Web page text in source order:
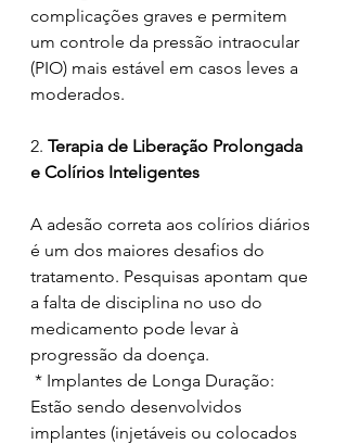
complicações graves e permitem
um controle da pressão intraocular
(PIO) mais estável em casos leves a
moderados.
2. Terapia de Liberação Prolongada
e Colírios Inteligentes
A adesão correta aos colírios diários
é um dos maiores desafios do
tratamento. Pesquisas apontam que
a falta de disciplina no uso do
medicamento pode levar à
progressão da doença.
Estão sendo desenvolvidos
implantes (injetáveis ou colocados